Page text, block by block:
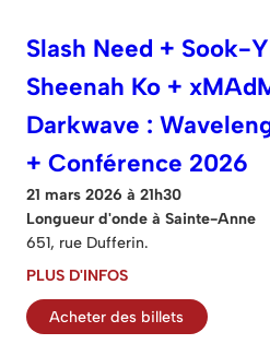
Slash Need + Sook-
Sheenah Ko +
Darkwave :
+ Conférence 2026
21 mars 2026 à 21h30
Longueur d'onde à Sainte-Anne
651, rue Dufferin.
PLUS D'INFOS
Acheter des billets